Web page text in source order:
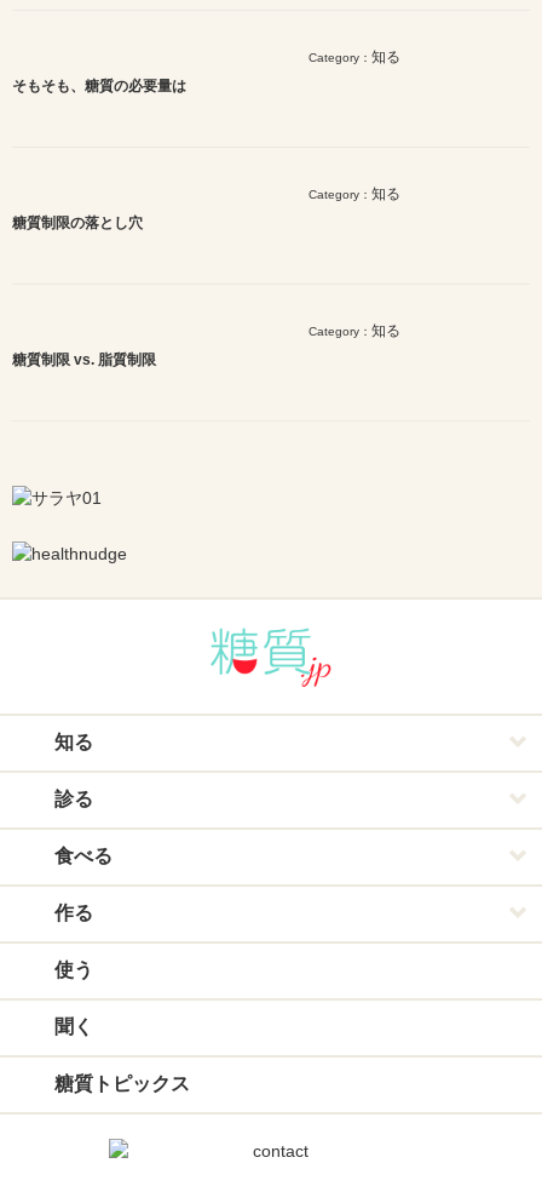
Category： 知る
そもそも、糖質の必要量は
Category： 知る
糖質制限の落とし穴
Category： 知る
糖質制限 vs. 脂質制限
知る
診る
食べる
作る
使う
聞く
糖質トピックス